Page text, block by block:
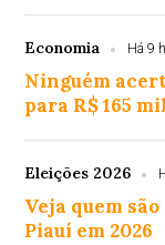
Economia Há 9
Ninguém
para R$ 165
Eleições 2026
Veja quem
Piauí em 2026